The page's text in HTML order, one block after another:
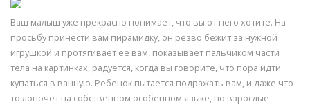
Ваш малыш уже прекрасно понимает, что вы от него хотите. На
просьбу принести вам пирамидку, он резво бежит за нужной
игрушкой и протягивает ее вам, показывает пальчиком части
тела на картинках, радуется, когда вы говорите, что пора идти
купаться в ванную. Ребенок пытается подражать вам, и даже что-
то лопочет на собственном особенном языке, но взрослые